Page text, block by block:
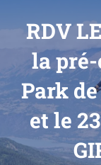
RDV
la
Park
et le